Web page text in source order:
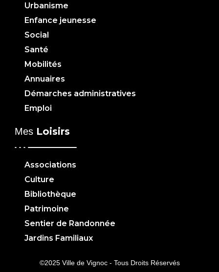
Urbanisme
Enfance jeunesse
Social
Santé
Mobilités
Annuaires
Démarches administratives
Emploi
Mes Loisirs
Associations
Culture
Bibliothèque
Patrimoine
Sentier de Randonnée
Jardins Familiaux
©2025 Ville de Vignoc - Tous Droits Réservés